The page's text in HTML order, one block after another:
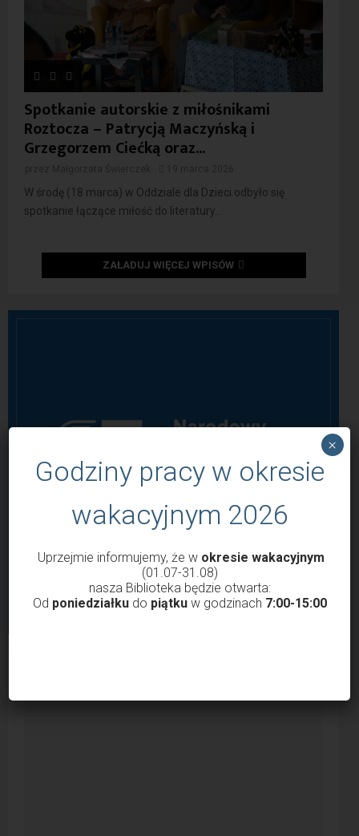
Spotkanie autorskie z miłośnikami
Roztocza – Patrycją Maczyńską i
Grzegorzem Ciećką oraz...
W środę (18 marca) w Oddziale dla Dzieci odbyło się
spotkanie łączące miłość do literatury...
ZAŁADUJ WIĘCEJ WPISÓW
Godziny pracy w okresie
wakacyjnym 2026
Uprzejmie informujemy, że w okresie wakacyjnym
(01.07-31.08)
nasza Biblioteka będzie otwarta:
Od poniedziałkudo piątkuw godzinach 7:00-15:00
×